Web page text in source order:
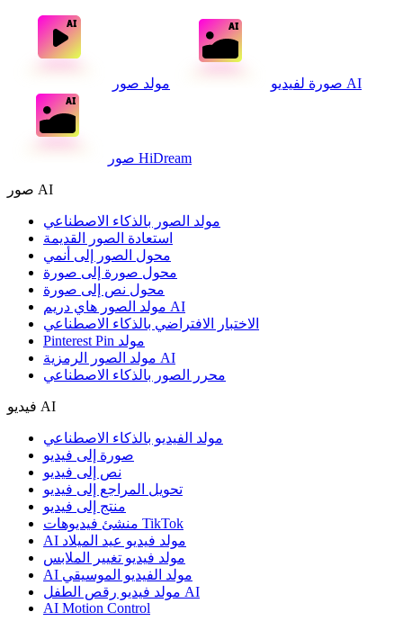
صورة لفيديو مولد صور AI
صور HiDream
صور AI
مولد الصور بالذكاء الاصطناعي
استعادة الصور القديمة
محول الصور إلى أنمي
محول صورة إلى صورة
محول نص إلى صورة
مولد الصور هاي دريم AI
الاختبار الافتراضي بالذكاء الاصطناعي
Pinterest Pin مولد
مولد الصور الرمزية AI
محرر الصور بالذكاء الاصطناعي
فيديو AI
مولد الفيديو بالذكاء الاصطناعي
صورة إلى فيديو
نص إلى فيديو
تحويل المراجع إلى فيديو
منتج إلى فيديو
منشئ فيديوهات TikTok
AI مولد فيديو عيد الميلاد
مولد فيديو تغيير الملابس
AI مولد الفيديو الموسيقي
مولد فيديو رقص الطفل AI
AI Motion Control